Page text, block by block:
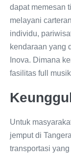
dapat memesan
melayani
individu,
kendaraan yang
Inova. Dimana
fasilitas full
Untuk
jemput di
transportasi